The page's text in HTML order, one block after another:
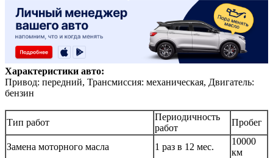
Характеристики авто:
Привод: передний, Трансмиссия: механическая, Двигатель:
бензин
Тип работ
Периодичность
работ
Пробег
Замена моторного масла 1 раз в 12 мес.
10000
км